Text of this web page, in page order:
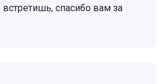
спасибо вам за